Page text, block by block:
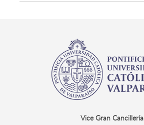
Vice Gran Cancillería